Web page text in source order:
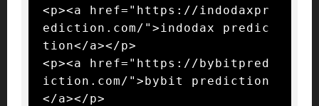
<p><a href="https://indodaxpr
ediction.com/">indodax predic
tion</a></p>
<p><a href="https://bybitpred
iction.com/">bybit prediction
</a></p>